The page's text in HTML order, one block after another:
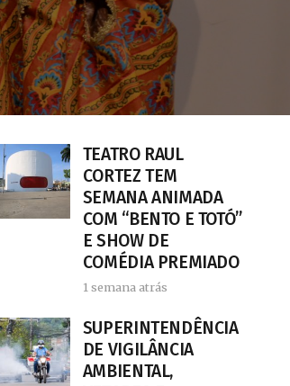
TEATRO RAUL
CORTEZ TEM
SEMANA ANIMADA
COM “BENTO E TOTÓ”
E SHOW DE
COMÉDIA PREMIADO
1 semana atrás
SUPERINTENDÊNCIA
DE VIGILÂNCIA
AMBIENTAL,